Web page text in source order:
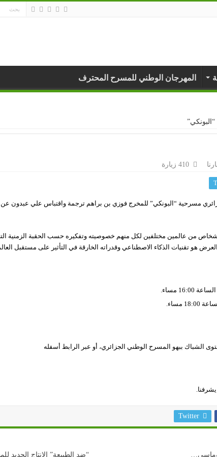
المهرجان الوطني للمسرح المحترف
410 زيارة
مسرحية “البونكي” للمخرج فوزي بن براهم ترجمة واقتباس علي عبدون
من عالمين مختلفين لكل منهم خصوصيته وتفكيره حسب الحقبة الزمنية
العرض هو تقنيات الذكاء الاصطناعي وقدراته الخارقة في التأثير على مستقبل
الشباك ببهو المسرح الوطني الجزائري، أو عبر الرابط أسفله
Twitter
“ضد الطبيعة” الإنتاج الجديد